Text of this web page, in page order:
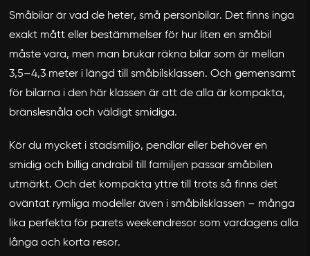
Småbilar är vad de heter, små personbilar. Det finns inga
exakt mått eller bestämmelser för hur liten en småbil
måste vara, men man brukar räkna bilar som är mellan
3,5–4,3 meter i längd till småbilsklassen. Och gemensamt
för bilarna i den här klassen är att de alla är kompakta,
bränslesnåla och väldigt smidiga.
Kör du mycket i stadsmiljö, pendlar eller behöver en
smidig och billig andrabil till familjen passar småbilen
utmärkt. Och det kompakta yttre till trots så finns det
oväntat rymliga modeller även i småbilsklassen – många
lika perfekta för parets weekendresor som vardagens alla
långa och korta resor.